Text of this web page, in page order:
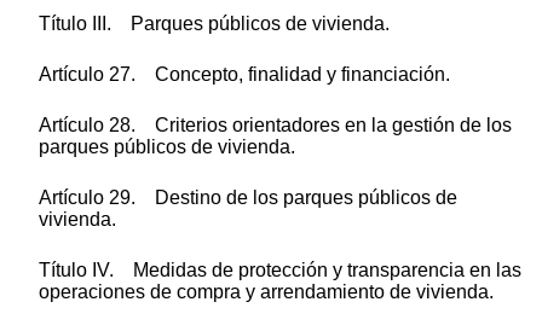
Título III. Parques públicos de vivienda.
Artículo 27. Concepto, finalidad y financiación.
Artículo 28. Criterios orientadores en la gestión de los
parques públicos de vivienda.
Artículo 29. Destino de los parques públicos de
vivienda.
Título IV. Medidas de protección y transparencia en las
operaciones de compra y arrendamiento de vivienda.